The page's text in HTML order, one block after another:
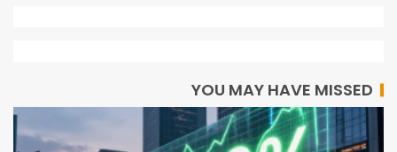
YOU MAY HAVE MISSED